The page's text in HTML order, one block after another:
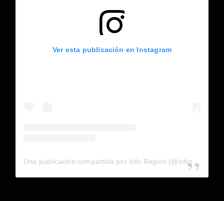
Ver esta publicación en Instagram
Una publicación compartida por Info Región (@inforegion_redes)